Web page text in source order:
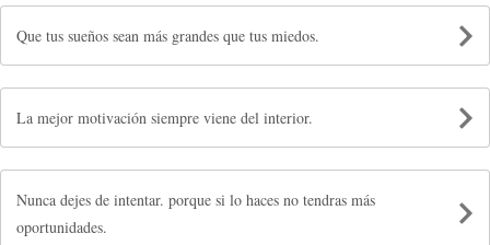
Que tus sueños sean más grandes que tus miedos.
La mejor motivación siempre viene del interior.
Nunca dejes de intentar. porque si lo haces no tendras más
oportunidades.